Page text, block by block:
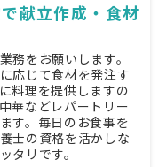
献立作成・食材
務をお願いします。
応じて食材を発注す
料理を提供しますの
華などレパートリー
す。毎日のお食事を
士の資格を活かしな
タリです。